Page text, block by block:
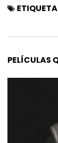
PELÍCULAS